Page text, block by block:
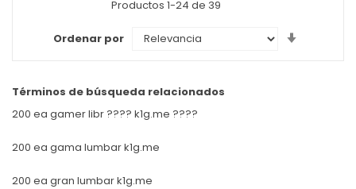
Productos 1-24 de 39
Ordenar por
Términos de búsqueda relacionados
200 ea gamer libr ???? k1g.me ????
200 ea gama lumbar k1g.me
200 ea gran lumbar k1g.me